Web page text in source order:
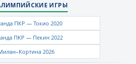
ИГРЫ
ПКР — Токио 2020
ПКР — Пекин 2022
2026